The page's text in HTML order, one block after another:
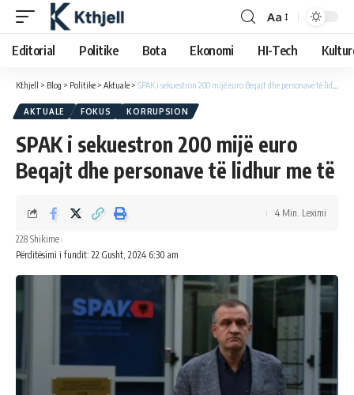
Aa
Editorial Politike Bota Ekonomi HI-Tech
Kthjell > Blog > Politike > Aktuale > SPAK i sekuestron 200 mijë euro Beqajt dhe personave të lidhur me të
AKTUALE FOKUS KORRUPSION
SPAK i sekuestron 200 mijë euro
Beqajt dhe personave të lidhur me të
Përditësimi i fundit: 22 Gusht, 2024 6:30 am
228 Shikime
4 Min. Leximi